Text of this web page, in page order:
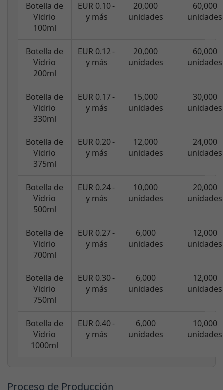
Botella de
Vidrio
100ml
EUR 0.10 -
y más
20,000
unidades
60,000
unidades
Botella de
Vidrio
200ml
EUR 0.12 -
y más
20,000
unidades
60,000
unidades
Botella de
Vidrio
330ml
EUR 0.17 -
y más
15,000
unidades
30,000
unidades
Botella de
Vidrio
375ml
EUR 0.20 -
y más
12,000
unidades
24,000
unidades
Botella de
Vidrio
500ml
EUR 0.24 -
y más
10,000
unidades
20,000
unidades
Botella de
Vidrio
700ml
EUR 0.27 -
y más
6,000
unidades
12,000
unidades
Botella de
Vidrio
750ml
EUR 0.30 -
y más
6,000
unidades
12,000
unidades
Botella de
Vidrio
1000ml
EUR 0.40 -
y más
6,000
unidades
10,000
unidades
Proceso de Producción